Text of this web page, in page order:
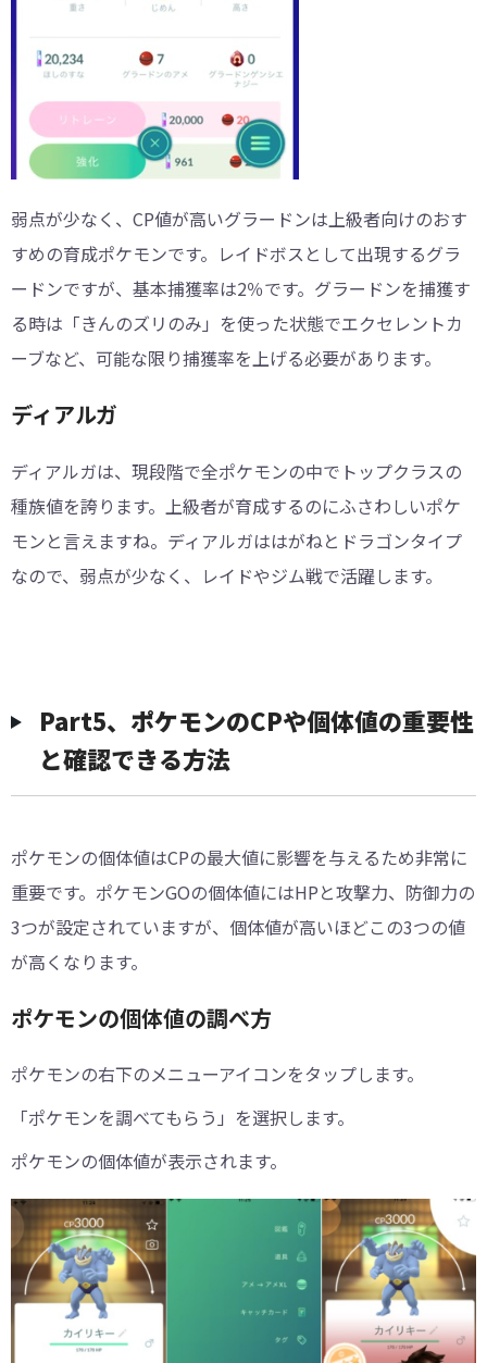
弱点が少なく、CP値が高いグラードンは上級者向けのおす
すめの育成ポケモンです。レイドボスとして出現するグラ
ードンですが、基本捕獲率は2％です。グラードンを捕獲す
る時は「きんのズリのみ」を使った状態でエクセレントカ
ーブなど、可能な限り捕獲率を上げる必要があります。
ディアルガ
ディアルガは、現段階で全ポケモンの中でトップクラスの
種族値を誇ります。上級者が育成するのにふさわしいポケ
モンと言えますね。ディアルガははがねとドラゴンタイプ
なので、弱点が少なく、レイドやジム戦で活躍します。
︎︎Part5、ポケモンのCPや個体値の重要性
と確認できる方法
ポケモンの個体値はCPの最大値に影響を与えるため非常に
重要です。ポケモンGOの個体値にはHPと攻撃力、防御力の
3つが設定されていますが、個体値が高いほどこの3つの値
が高くなります。
ポケモンの個体値の調べ方
ポケモンの右下のメニューアイコンをタップします。
「ポケモンを調べてもらう」を選択します。
ポケモンの個体値が表示されます。